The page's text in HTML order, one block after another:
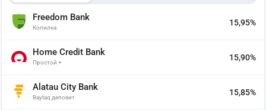
Freedom Bank
Копилка
15,95%
Home Credit Bank
Простой +
15,90%
Alatau City Bank
Baytaq депозит
15,85%